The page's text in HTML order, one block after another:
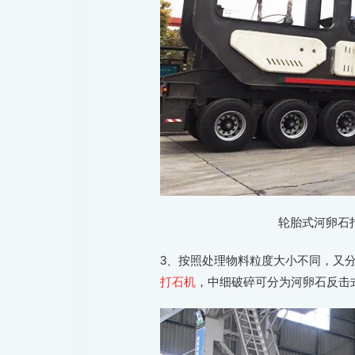
轮胎式河卵石
3、按照处理物料粒度大小不同，又
打石机，中细破碎可分为河卵石反